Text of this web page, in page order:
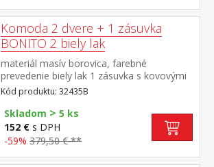
Komoda 2 dvere + 1 zásuvka
BONITO 2 biely lak
materiál masív borovica, farebné
prevedenie biely lak 1 zásuvka s kovovými
pojazdmi, 2 dvierka, 1 polica
Kód produktu: 32435B
Skladom > 5 ks
152 € s DPH
-59% 379,50 € **